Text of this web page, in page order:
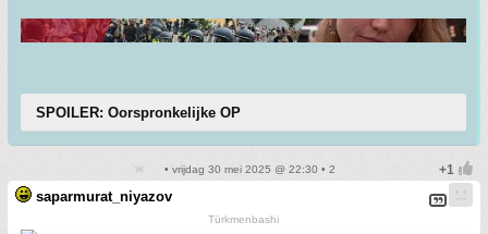
SPOILER: Oorspronkelijke OP
• vrijdag 30 mei 2025 @ 22:30 • 2
saparmurat_niyazov
Türkmenbashi